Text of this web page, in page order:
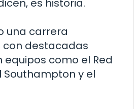
es historia.
una carrera
con destacadas
como el Red
Southampton y el